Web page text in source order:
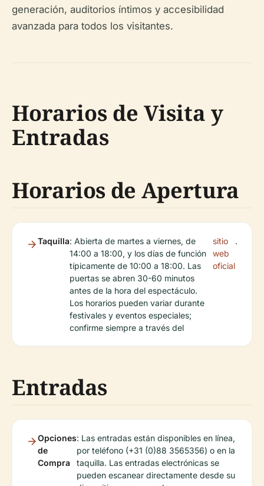
generación, auditorios íntimos y accesibilidad
avanzada para todos los visitantes.
Horarios de Visita y
Entradas
Horarios de Apertura
Taquilla: Abierta de martes a viernes, de
14:00 a 18:00, y los días de función
típicamente de 10:00 a 18:00. Las
puertas se abren 30-60 minutos
antes de la hora del espectáculo.
Los horarios pueden variar durante
festivales y eventos especiales;
confirme siempre a través del
sitio
web
oficial
.
Entradas
Opciones
de
Compra
: Las entradas están disponibles en línea,
por teléfono (+31 (0)88 3565356) o en la
taquilla. Las entradas electrónicas se
pueden escanear directamente desde su